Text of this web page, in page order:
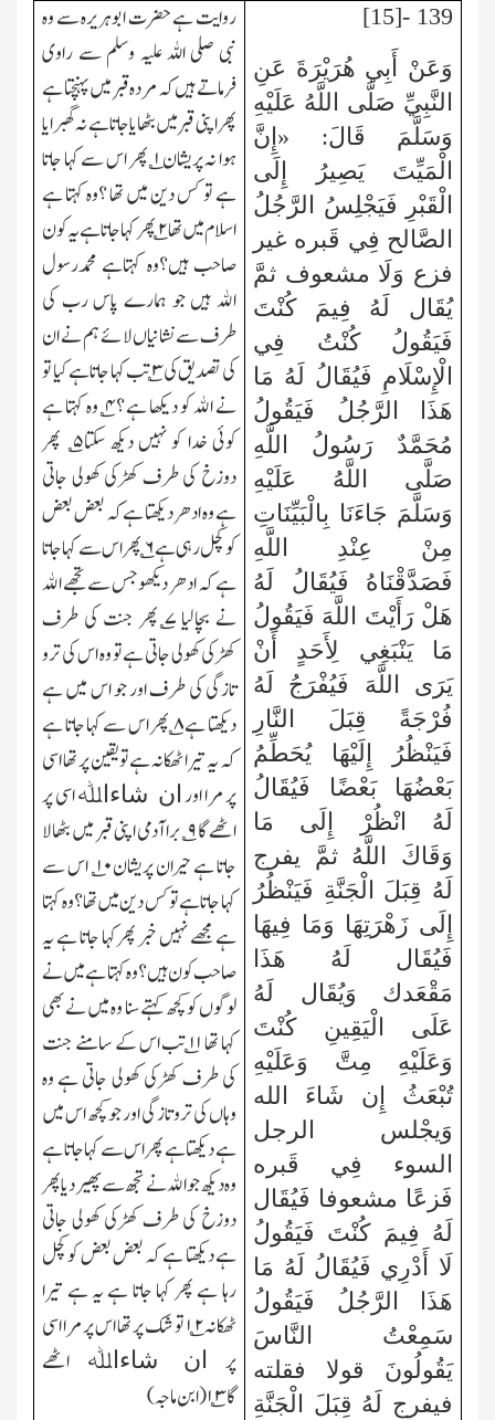
139 -[15]
وَعَنْ أَبِي هُرَيْرَةَ عَنِ
النَّبِيِّ صَلَّى اللَّهُ عَلَيْهِ
وَسَلَّمَ قَالَ: «إِنَّ
الْمَيِّتَ يَصِيرُ إِلَى
الْقَبْرِ فَيَجْلِسُ الرَّجُلُ
الصَّالح فِي قَبره غير
فزع وَلَا مشعوف ثمَّ
يُقَال لَهُ فِيمَ كُنْتَ
فَيَقُولُ كُنْتُ فِي
الْإِسْلَامِ فَيُقَالُ لَهُ مَا
هَذَا الرَّجُلُ فَيَقُولُ
مُحَمَّدٌ رَسُولُ اللَّهِ
صَلَّى اللَّهُ عَلَيْهِ
وَسَلَّمَ جَاءَنَا بِالْبَيِّنَاتِ
مِنْ عِنْدِ اللَّهِ
فَصَدَّقْنَاهُ فَيُقَالُ لَهُ
هَلْ رَأَيْتَ اللَّهَ فَيَقُولُ
مَا يَنْبَغِي لِأَحَدٍ أَنْ
يَرَى اللَّهَ فَيُفْرَجُ لَهُ
فُرْجَةً قِبَلَ النَّارِ
فَيَنْظُرُ إِلَيْهَا يُحَطِّمُ
بَعْضُهَا بَعْضًا فَيُقَالُ
لَهُ انْظُرْ إِلَى مَا
وَقَاكَ اللَّهُ ثمَّ يفرج
لَهُ قِبَلَ الْجَنَّةِ فَيَنْظُرُ
إِلَى زَهْرَتِهَا وَمَا فِيهَا
فَيُقَال لَهُ هَذَا
مَقْعَدك وَيُقَال لَهُ
عَلَى الْيَقِينِ كُنْتَ
وَعَلَيْهِ مِتَّ وَعَلَيْهِ
تُبْعَثُ إِن شَاءَ الله
وَيجْلس الرجل
السوء فِي قَبره
فَزعًا مشعوفا فَيُقَال
لَهُ فِيمَ كُنْتَ فَيَقُولُ
لَا أَدْرِي فَيُقَالُ لَهُ مَا
هَذَا الرَّجُلُ فَيَقُولُ
سَمِعْتُ النَّاسَ
يَقُولُونَ قولا فقلته
فيفرج لَهُ قِبَلَ الْجَنَّةِ
روایت ہے حضرت ابوہریرہ سے وہ
نبی صلی اللہ علیہ وسلمسے راوی
فرماتے ہیں کہ مردہ قبر میں پہنچتا ہے
پھر اپنی قبر میں بٹھایا جاتا ہے نہ گھبرایا
ہوا نہ پریشان۱؎ پھر اس سے کہا جاتا
ہے تو کس دین میں تھا ؟وہ کہتا ہے
اسلام میں تھا۲؎ پھر کہا جاتا ہے یہ کون
صاحب ہیں؟وہ کہتاہے محمدرسول
اﷲ ہیں جو ہمارے پاس رب کی
طرف سے نشانیاں لائے ہم نے ان
کی تصدیق کی۳؎ تب کہا جاتا ہے کیا تو
نے اﷲ کو دیکھا ہے ؟۴؎ وہ کہتا ہے
کوئی خدا کو نہیں دیکھ سکتا۵؎ پھر
دوزخ کی طرف کھڑکی کھولی جاتی
ہے وہ ادھر دیکھتا ہے کہ بعض بعض
کو کچل رہی ہے۶؎ پھر اس سے کہاجاتا
ہے کہ ادھر دیکھو جس سے تجھے اﷲ
نے بچالیا۷؎ پھر جنت کی طرف
کھڑکی کھولی جاتی ہے تو وہ اس کی ترو
تازگی کی طرف اور جو اس میں ہے
دیکھتا ہے۸؎ پھر اس سے کہا جاتا ہے
کہ یہ تیرا ٹھکانہ ہے تو یقین پر تھا اسی
پر مرا اوران شاءاﷲاسی پر
اٹھے گا۹؎ برا آدمی اپنی قبر میں بٹھالا
جاتا ہے حیران پریشان۱۰؎ اس سے
کہا جاتا ہے تو کس دین میں تھا؟وہ کہتا
ہے مجھے نہیں خبر پھرکہا جاتا ہے یہ
صاحب کون ہیں؟وہ کہتا ہے میں نے
لوگوں کو کچھ کہتے سنا وہ میں نے بھی
کہا تھا۱۱؎ تب اس کے سامنے جنت
کی طرف کھڑکی کھولی جاتی ہے وہ
وہاں کی ترو تازگی اور جو کچھ اس میں
ہے دیکھتا ہے پھر اس سے کہا جاتا ہے
وہ دیکھ جو اﷲ نے تجھ سے پھیر دیا پھر
دوزخ کی طرف کھڑکی کھولی جاتی
ہے دیکھتا ہے کہ بعض بعض کو کچل
رہا ہے پھر کہا جاتا ہے یہ ہے تیرا
ٹھکانہ۲؎۱تو شک پر تھا اس پر مرا اسی
پر
ان شاءاﷲ
اٹھے
گا۳؎۱( ابن ماجہ)